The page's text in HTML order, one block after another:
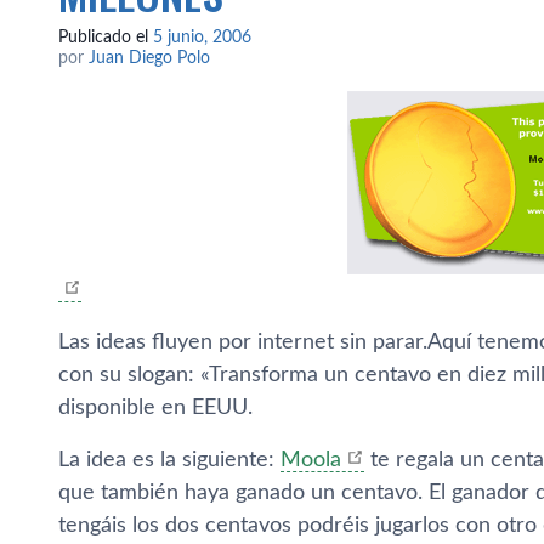
Publicado el 5 junio, 2006
por Juan Diego Polo
Las ideas fluyen por internet sin parar.Aquí­
con su slogan: «Transforma un centavo en diez
disponible en EEUU.
La idea es la siguiente: Moola
te regala un
que también haya ganado un centavo. El ganador
tengáis los dos centavos podréis jugarlos con